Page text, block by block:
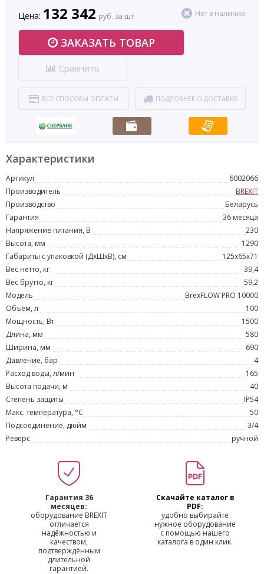
производительность до 165 литров в минуту делает его
эффективным инструментом для безразборной очистки
оборудования.
Цена: 132 342 руб. за шт Нет в наличии
ЗАКАЗАТЬ ТОВАР
Сравнить
ВСЕ СПОСОБЫ ОПЛАТЫ ПОДРОБНЕЕ О ДОСТАВКЕ
Характеристики
Артикул
6002066
Производитель
BREXIT
Производство
Беларусь
Гарантия
36 месяца
Напряжение питания, В
230
Высота, мм
1290
Габариты с упаковкой (ДхШхВ), см
125x65x71
Вес нетто, кг
39,4
Вес брутто, кг
59,2
Модель
BrexFLOW PRO 10000
Объём, л
100
Мощность, Вт
1500
Длина, мм
580
Ширина, мм
690
Давление, бар
4
Расход воды, л/мин
165
Высота подачи, м
40
Степень защиты
IP54
Макс. температура, °С
50
Подсоединение, дюйм
3/4
Реверс
ручной
Гарантия 36
месяцев:
оборудование BREXIT
отличается
надёжностью и
качеством,
подтверждённым
длительной
гарантией.
Скачайте каталог в
PDF:
удобно выбирайте
нужное оборудование
с помощью нашего
каталога в один клик.